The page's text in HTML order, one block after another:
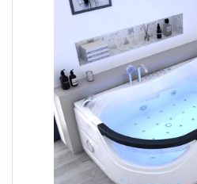
constante. Les 7 leds en
courbure de l'angle à hublot.
propice à la détente, ce
asymétrique de 180 cm est
confortablement, la tête
ce moment en musique pour
cette baignoire balnéo de 180
modèle bénéficie d'une
baignoire balnéo 180 x121 cm :
ou gauche pour une
baignoire asymétrique de